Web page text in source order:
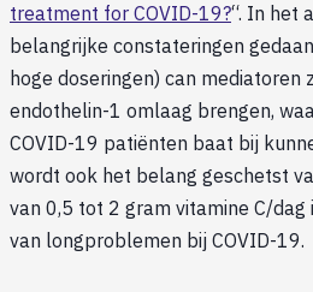
treatment for COVID-19?“. In het
belangrijke constateringen
hoge doseringen) can mediatoren
endothelin-1 omlaag brengen,
COVID-19 patiënten baat bij
wordt ook het belang geschetst
van 0,5 tot 2 gram vitamine C/
van longproblemen bij COVID-19.